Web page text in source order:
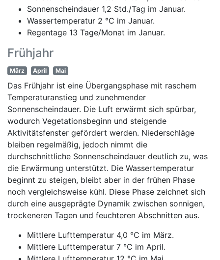
Sonnenscheindauer 1,2 Std./Tag im Januar.
Wassertemperatur 2 °C im Januar.
Regentage 13 Tage/Monat im Januar.
Frühjahr
März April Mai
Das Frühjahr ist eine Übergangsphase mit raschem
Temperaturanstieg und zunehmender
Sonnenscheindauer. Die Luft erwärmt sich spürbar,
wodurch Vegetationsbeginn und steigende
Aktivitätsfenster gefördert werden. Niederschläge
bleiben regelmäßig, jedoch nimmt die
durchschnittliche Sonnenscheindauer deutlich zu, was
die Erwärmung unterstützt. Die Wassertemperatur
beginnt zu steigen, bleibt aber in der frühen Phase
noch vergleichsweise kühl. Diese Phase zeichnet sich
durch eine ausgeprägte Dynamik zwischen sonnigen,
trockeneren Tagen und feuchteren Abschnitten aus.
Mittlere Lufttemperatur 4,0 °C im März.
Mittlere Lufttemperatur 7 °C im April.